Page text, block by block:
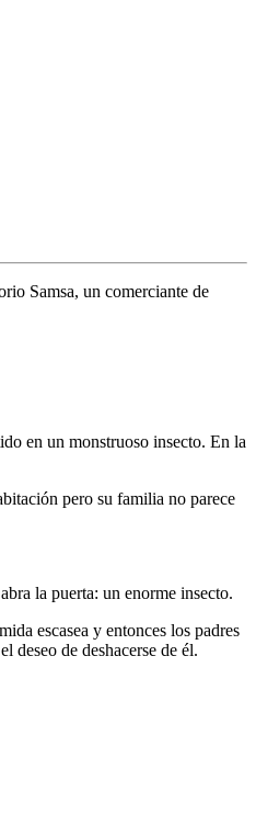
Samsa, un comerciante de
en un monstruoso insecto. En la
pero su familia no parece
la puerta: un enorme insecto.
escasea y entonces los padres
deseo de deshacerse de él.